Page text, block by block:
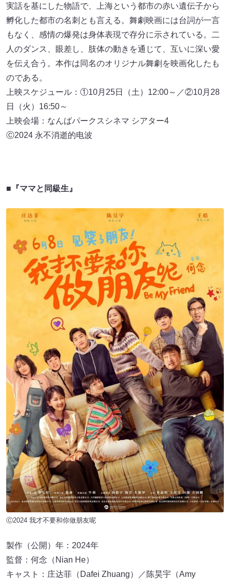
実話を基にした物語で、上海という都市の赤い遺伝子から
孵化した都市の名刺とも言える。舞劇映画には台詞が一言
もなく、感情の爆発は身体表現で存分に示されている。二
人のダンス、眼差し、肢体の動きを通じて、互いに深い愛
を伝え合う。本作は同名のオリジナル舞劇を映画化したも
のである。
上映スケジュール：①10月25日（土）12:00～／②10月28
日（火）16:50～
上映会場：なんばパークスシネマ シアター4
Ⓒ2024 永不消逝的电波
■『ママと同級生』
Ⓒ2024 我才不要和你做朋友呢
製作（公開）年：2024年
監督：何念（Nian He）
キャスト：庄达菲（Dafei Zhuang）／陈昊宇（Amy